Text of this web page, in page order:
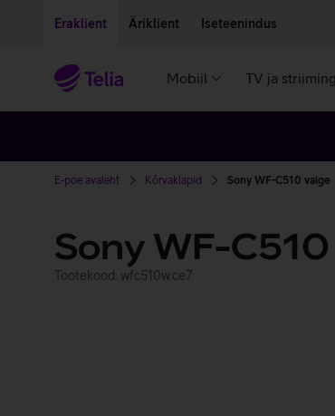
Eraklient Äriklient Iseteenindus
Mobiil TV ja striiming
E-poe avaleht Kõrvaklapid Sony WF-C510 valge
Sony WF-C510
Tootekood: wfc510w.ce7